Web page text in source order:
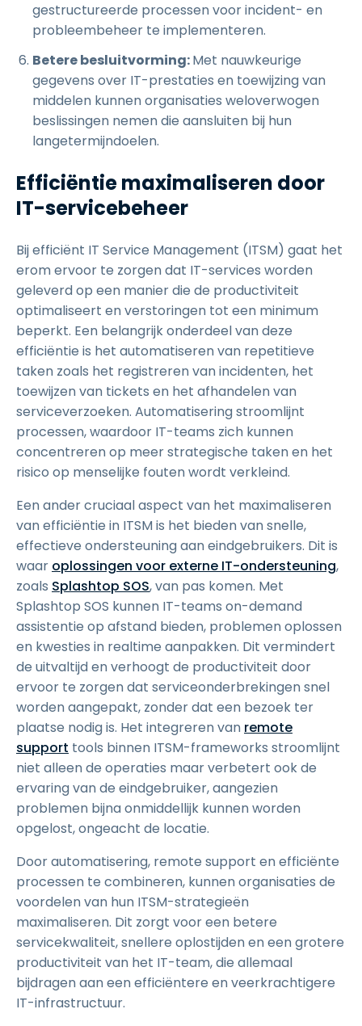
gestructureerde processen voor incident- en
probleembeheer te implementeren.
Betere besluitvorming:Met nauwkeurige
gegevens over IT-prestaties en toewijzing van
middelen kunnen organisaties weloverwogen
beslissingen nemen die aansluiten bij hun
langetermijndoelen.
Efficiëntie maximaliseren door
IT-servicebeheer
Bij efficiënt IT Service Management (ITSM) gaat het
erom ervoor te zorgen dat IT-services worden
geleverd op een manier die de productiviteit
optimaliseert en verstoringen tot een minimum
beperkt. Een belangrijk onderdeel van deze
efficiëntie is het automatiseren van repetitieve
taken zoals het registreren van incidenten, het
toewijzen van tickets en het afhandelen van
serviceverzoeken. Automatisering stroomlijnt
processen, waardoor IT-teams zich kunnen
concentreren op meer strategische taken en het
risico op menselijke fouten wordt verkleind.
Een ander cruciaal aspect van het maximaliseren
van efficiëntie in ITSM is het bieden van snelle,
effectieve ondersteuning aan eindgebruikers. Dit is
waar oplossingen voor externe IT-ondersteuning,
zoals Splashtop SOS, van pas komen. Met
Splashtop SOS kunnen IT-teams on-demand
assistentie op afstand bieden, problemen oplossen
en kwesties in realtime aanpakken. Dit vermindert
de uitvaltijd en verhoogt de productiviteit door
ervoor te zorgen dat serviceonderbrekingen snel
worden aangepakt, zonder dat een bezoek ter
plaatse nodig is. Het integreren van remote
support tools binnen ITSM-frameworks stroomlijnt
niet alleen de operaties maar verbetert ook de
ervaring van de eindgebruiker, aangezien
problemen bijna onmiddellijk kunnen worden
opgelost, ongeacht de locatie.
Door automatisering, remote support en efficiënte
processen te combineren, kunnen organisaties de
voordelen van hun ITSM-strategieën
maximaliseren. Dit zorgt voor een betere
servicekwaliteit, snellere oplostijden en een grotere
productiviteit van het IT-team, die allemaal
bijdragen aan een efficiëntere en veerkrachtigere
IT-infrastructuur.